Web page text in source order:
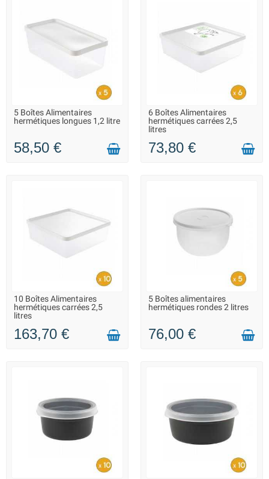
EN STOCK - REPRISE DES
EXPÉDITIONS À PARTIR DU 20
5 Boîtes Alimentaires
hermétiques longues 1,2 litre
58,50 €
EN STOCK - REPRISE DES
EXPÉDITIONS À PARTIR DU 20
6 Boîtes Alimentaires
hermétiques carrées 2,5
litres
73,80 €
EN STOCK - REPRISE DES
EXPÉDITIONS À PARTIR DU 20
10 Boîtes Alimentaires
hermétiques carrées 2,5
litres
163,70 €
EN STOCK - REPRISE DES
EXPÉDITIONS À PARTIR DU 20
5 Boîtes alimentaires
hermétiques rondes 2 litres
76,00 €